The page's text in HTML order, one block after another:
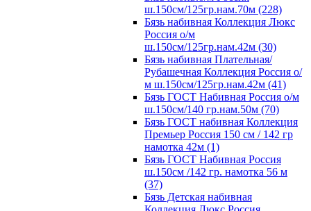
ш.150см/125гр.нам.70м (228)
Бязь набивная Коллекция Люкс
Россия о/м
ш.150см/125гр.нам.42м (30)
Бязь набивная Плательная/
Рубашечная Коллекция Россия о/
м ш.150см/125гр.нам.42м (41)
Бязь ГОСТ Набивная Россия о/м
ш.150см/140 гр.нам.50м (70)
Бязь ГОСТ набивная Коллекция
Премьер Россия 150 см / 142 гр
намотка 42м (1)
Бязь ГОСТ Набивная Россия
ш.150см /142 гр. намотка 56 м
(37)
Бязь Детская набивная